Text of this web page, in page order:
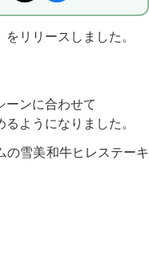
リリースしました。
ーンに合わせて
ようになりました。
の雪美和牛ヒレステーキ